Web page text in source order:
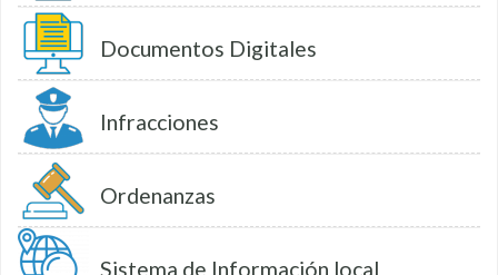
Documentos Digitales
Infracciones
Ordenanzas
Sistema de Información local